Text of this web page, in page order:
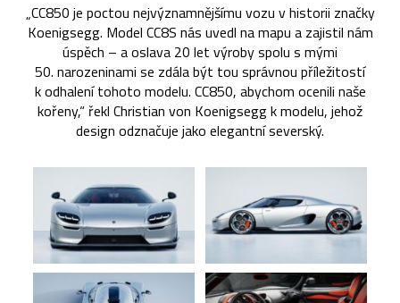
„CC850 je poctou nejvýznamnějšímu vozu v historii značky
Koenigsegg. Model CC8S nás uvedl na mapu a zajistil nám
úspěch – a oslava 20 let výroby spolu s mými
50. narozeninami se zdála být tou správnou příležitostí
k odhalení tohoto modelu. CC850, abychom ocenili naše
kořeny,“ řekl Christian von Koenigsegg k modelu, jehož
design odznačuje jako elegantní severský.